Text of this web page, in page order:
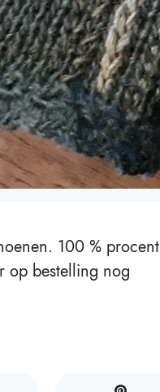
100 % procent
op bestelling nog